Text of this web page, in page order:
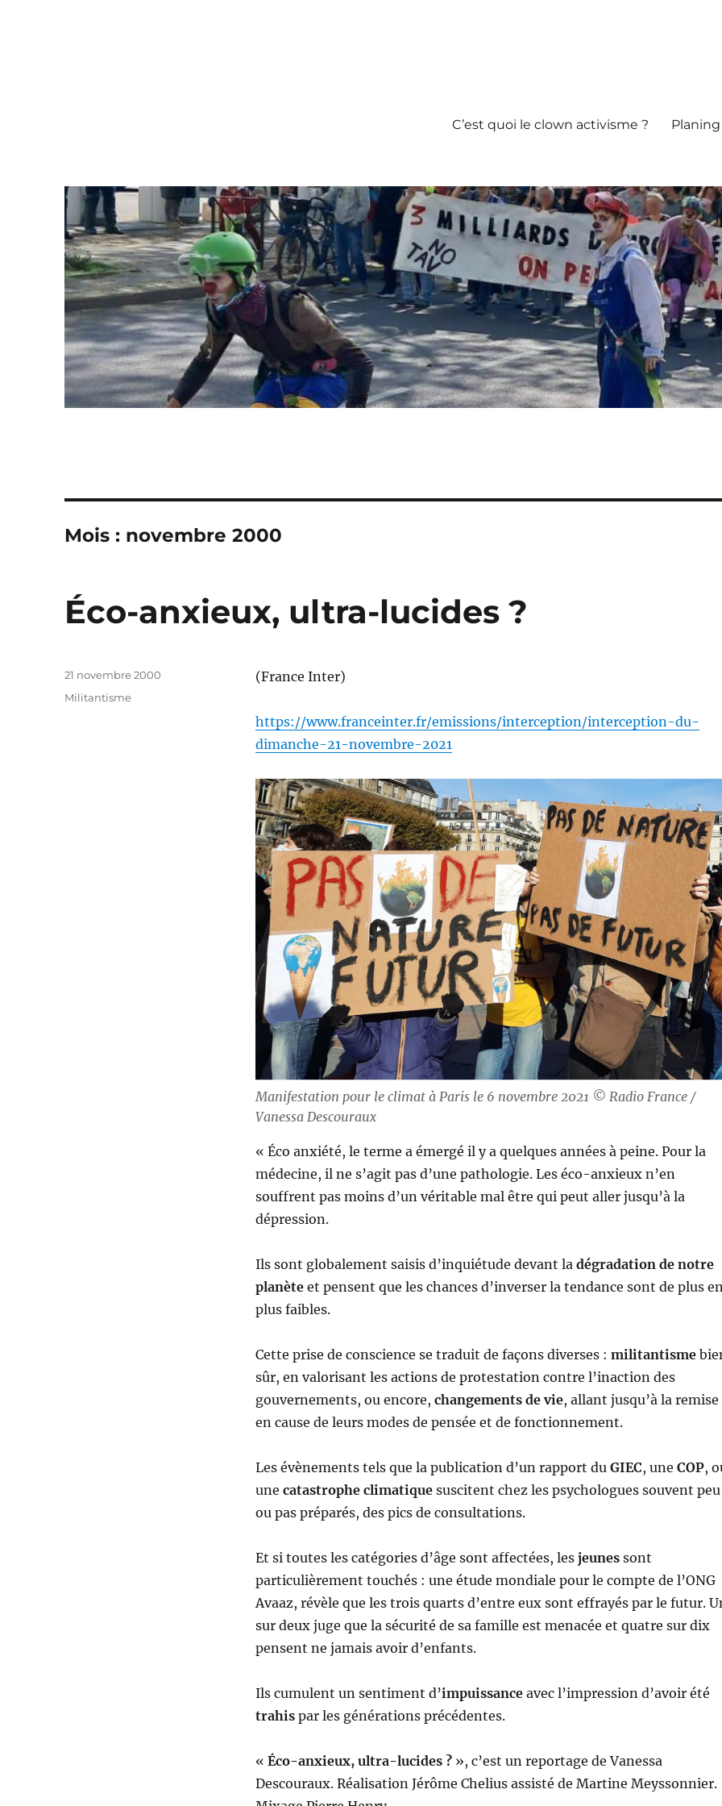
C’est quoi le clown activisme ?
Mois : novembre 2000
Éco-anxieux, ultra-lucides ?
(France Inter)
https://www.franceinter.fr/emissions/interception/interception-du-
dimanche-21-novembre-2021
Manifestation pour le climat à Paris le 6 novembre 2021 © Radio France /
Vanessa Descouraux
« Éco anxiété, le terme a émergé il y a quelques années à peine. Pour la
médecine, il ne s’agit pas d’une pathologie. Les éco-anxieux n’en
souffrent pas moins d’un véritable mal être qui peut aller jusqu’à la
dépression.
Ils sont globalement saisis d’inquiétude devant la dégradation de notre
planèteet pensent que les chances d’inverser la tendance sont de plus
plus faibles.
Cette prise de conscience se traduit de façons diverses : militantisme
sûr, en valorisant les actions de protestation contre l’inaction des
gouvernements, ou encore, changements de vie, allant jusqu’à la remise
en cause de leurs modes de pensée et de fonctionnement.
Les évènements tels que la publication d’un rapport du GIEC, une COP,
une catastrophe climatiquesuscitent chez les psychologues souvent peu
ou pas préparés, des pics de consultations.
Et si toutes les catégories d’âge sont affectées, les jeunessont
particulièrement touchés : une étude mondiale pour le compte de l’ONG
Avaaz, révèle que les trois quarts d’entre eux sont effrayés par le futur.
sur deux juge que la sécurité de sa famille est menacée et quatre sur dix
pensent ne jamais avoir d’enfants.
Ils cumulent un sentiment d’impuissanceavec l’impression d’avoir été
trahispar les générations précédentes.
« Éco-anxieux, ultra-lucides ?», c’est un reportage de Vanessa
Descouraux. Réalisation Jérôme Chelius assisté de Martine Meyssonnier.
Publié
21 novembre 2000
Catégories
Militantisme